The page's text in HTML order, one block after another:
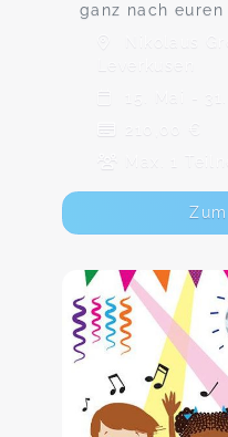
ganz nach euren
Nikolaus
15. Mai - 31.
210,00 €
Max. 1